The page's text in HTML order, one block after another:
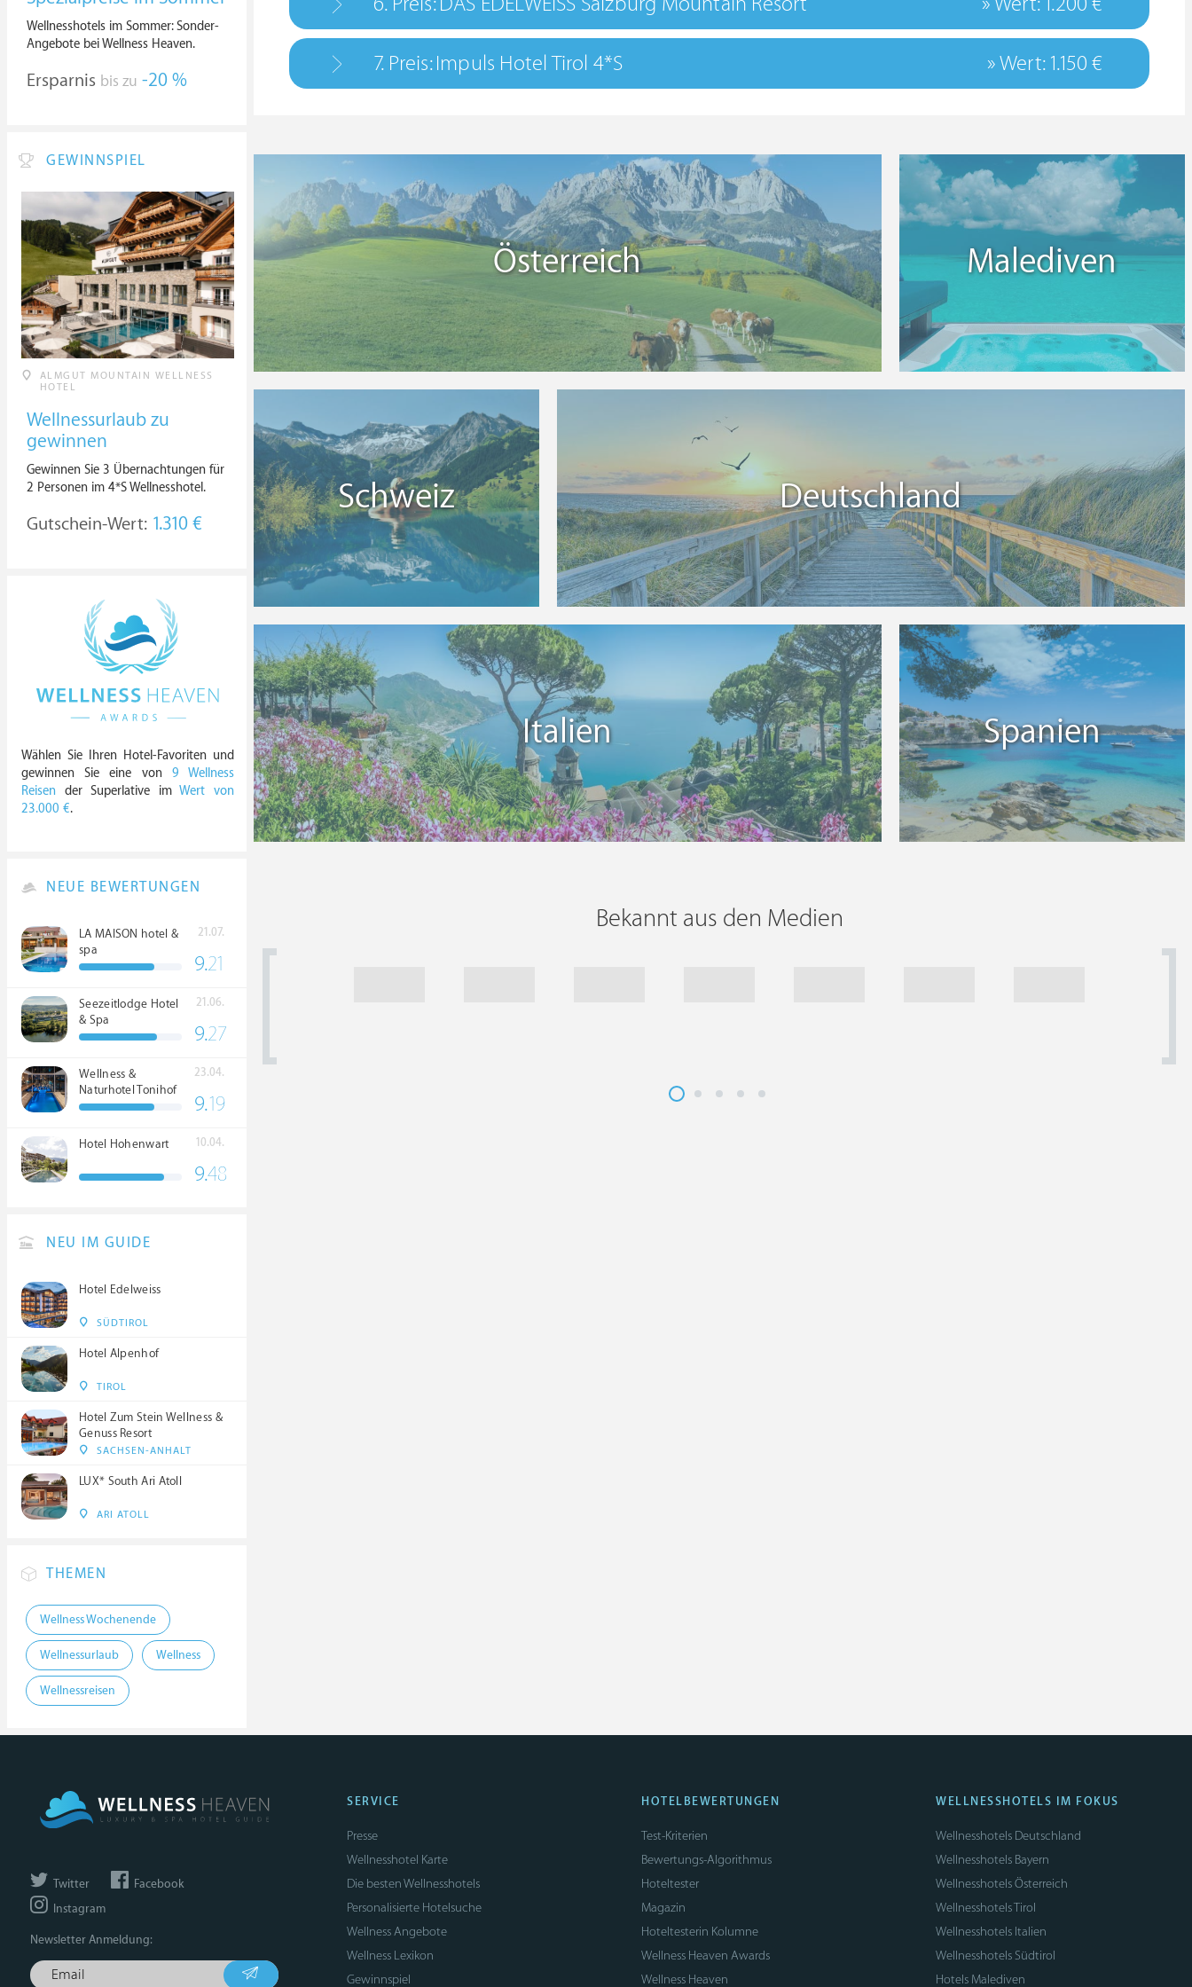
7. Preis: Impuls Hotel Tirol 4*S » Wert: 1.150 €
Österreich Malediven
Schweiz Deutschland
Italien Spanien
Bekannt aus den Medien
Wellnesshotels im Sommer: Sonder-
Angebote bei Wellness Heaven.
Ersparnis bis zu -20 %
GEWINNSPIEL
ALMGUT MOUNTAIN WELLNESS
HOTEL
Wellnessurlaub zu
gewinnen
Gewinnen Sie 3 Übernachtungen für
2 Personen im 4*S Wellnesshotel.
Gutschein-Wert: 1.310 €
Wählen Sie Ihren Hotel-Favoriten und
gewinnen Sie eine von 9 Wellness
Reisen der Superlative imWert von
23.000 €.
NEUE BEWERTUNGEN
LA MAISON hotel &
spa
21.07.
9.21
Seezeitlodge Hotel
& Spa
21.06.
9.27
Wellness &
Naturhotel Tonihof
****S
23.04.
9.19
Hotel Hohenwart 10.04.
9.48
NEU IM GUIDE
Hotel Edelweiss
SÜDTIROL
Hotel Alpenhof
TIROL
Hotel Zum Stein Wellness &
Genuss Resort
SACHSEN-ANHALT
LUX* South Ari Atoll
ARI ATOLL
THEMEN
Wellness Wochenende
Wellnessurlaub Wellness
Wellnessreisen
Twitter
Facebook
Instagram
Newsletter Anmeldung:
SERVICE
Presse
Wellnesshotel Karte
Die besten Wellnesshotels
Personalisierte Hotelsuche
Wellness Angebote
Wellness Lexikon
Gewinnspiel
HOTELBEWERTUNGEN
Test-Kriterien
Bewertungs-Algorithmus
Hoteltester
Magazin
Hoteltesterin Kolumne
Wellness Heaven Awards
Wellness Heaven
WELLNESSHOTELS IM FOKUS
Wellnesshotels Deutschland
Wellnesshotels Bayern
Wellnesshotels Österreich
Wellnesshotels Tirol
Wellnesshotels Italien
Wellnesshotels Südtirol
Hotels Malediven